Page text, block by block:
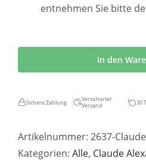
entnehmen Sie bitte
Alexandre
|
Nacken
eines
Menge
In den
Sichere Zahlung
Versicherter
Versand
30
Artikelnummer: 2637-
Kategorien: Alle, Claude